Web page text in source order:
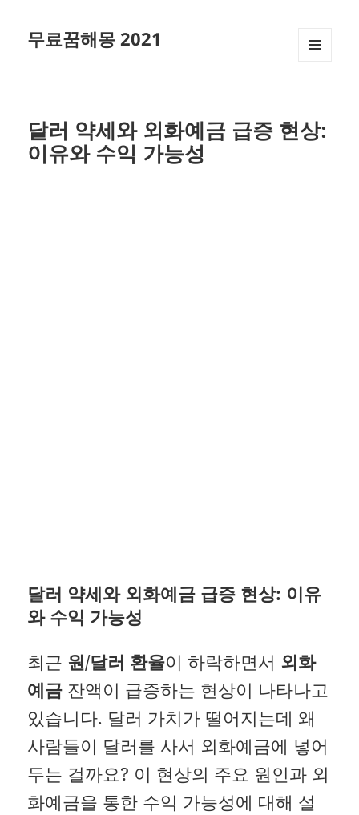
무료꿈해몽 2021
달러 약세와 외화예금 급증 현상:
이유와 수익 가능성
달러 약세와 외화예금 급증 현상: 이유
와 수익 가능성
최근 원/달러 환율이 하락하면서 외화
예금 잔액이 급증하는 현상이 나타나고
있습니다. 달러 가치가 떨어지는데 왜
사람들이 달러를 사서 외화예금에 넣어
두는 걸까요? 이 현상의 주요 원인과 외
화예금을 통한 수익 가능성에 대해 설